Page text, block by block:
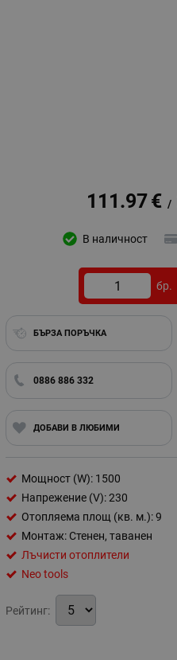
111.97€ /
В наличност
бр.
БЪРЗА ПОРЪЧКА
0886 886 332
ДОБАВИ В ЛЮБИМИ
Мощност (W): 1500
Напрежение (V): 230
Отопляема площ (кв. м.): 9
Монтаж: Стенен, таванен
Лъчисти отоплители
Neo tools
Рейтинг: